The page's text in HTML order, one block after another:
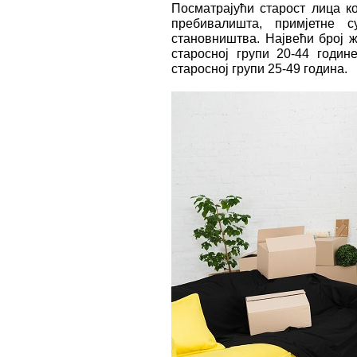
Посматрајући старост лица
пребивалишта, примјетне
становништва. Највећи број
старосној групи 20-44
старосној групи 25-49 година.